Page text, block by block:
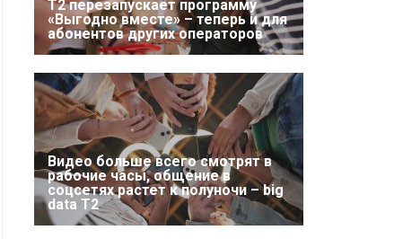
Т2 перезапускает программу
«Выгодно вместе» – теперь и для
абонентов других операторов
Видео больше всего смотрят в
рабочие часы, общение в
соцсетях растет к полуночи – big
data T2